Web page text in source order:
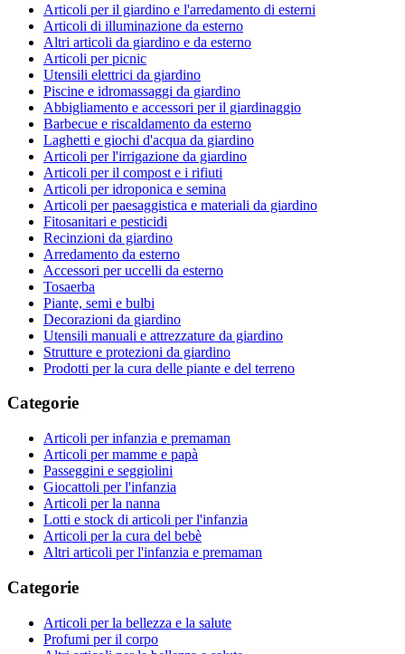
Articoli per il giardino e l'arredamento di esterni
Articoli di illuminazione da esterno
Altri articoli da giardino e da esterno
Articoli per picnic
Utensili elettrici da giardino
Piscine e idromassaggi da giardino
Abbigliamento e accessori per il giardinaggio
Barbecue e riscaldamento da esterno
Laghetti e giochi d'acqua da giardino
Articoli per l'irrigazione da giardino
Articoli per il compost e i rifiuti
Articoli per idroponica e semina
Articoli per paesaggistica e materiali da giardino
Fitosanitari e pesticidi
Recinzioni da giardino
Arredamento da esterno
Accessori per uccelli da esterno
Tosaerba
Piante, semi e bulbi
Decorazioni da giardino
Utensili manuali e attrezzature da giardino
Strutture e protezioni da giardino
Prodotti per la cura delle piante e del terreno
Categorie
Articoli per infanzia e premaman
Articoli per mamme e papà
Passeggini e seggiolini
Giocattoli per l'infanzia
Articoli per la nanna
Lotti e stock di articoli per l'infanzia
Articoli per la cura del bebè
Altri articoli per l'infanzia e premaman
Categorie
Articoli per la bellezza e la salute
Profumi per il corpo